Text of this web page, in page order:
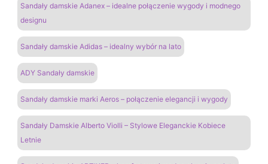
Sandały damskie Adanex – idealne połączenie wygody i modnego
designu
Sandały damskie Adidas – idealny wybór na lato
ADY Sandały damskie
Sandały damskie marki Aeros – połączenie elegancji i wygody
Sandały Damskie Alberto Violli – Stylowe Eleganckie Kobiece
Letnie